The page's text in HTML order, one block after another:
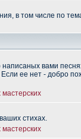
в том числе по
вами
ее нет - добро
стихах.